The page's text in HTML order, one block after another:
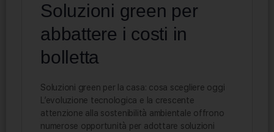
Soluzioni green per
abbattere i costi in
bolletta
Soluzioni green per la casa: cosa scegliere oggi
L’evoluzione tecnologica e la crescente
attenzione alla sostenibilità ambientale offrono
numerose opportunità per adottare soluzioni